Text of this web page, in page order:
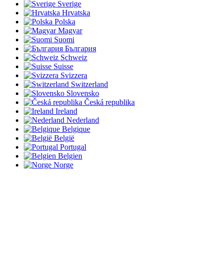
Sverige
Hrvatska
Polska
Magyar
Suomi
България
Schweiz
Suisse
Svizzera
Switzerland
Slovensko
Česká republika
Ireland
Nederland
Belgique
België
Portugal
Belgien
Norge